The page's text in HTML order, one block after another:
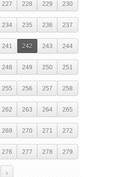
227 228 229 230
234 235 236 237
241 242 243 244
248 249 250 251
255 256 257 258
262 263 264 265
269 270 271 272
276 277 278 279
›